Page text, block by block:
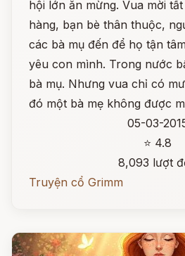
hội lớn ăn mừng. Vua mời
hàng, bạn bè thân thuộc,
các bà mụ đến để họ tận
yêu con mình. Trong nước
bà mụ. Nhưng vua chỉ có
đó một bà mẹ không được
05-03-
⭐ 4.8
8,093 lượt
Truyện cổ Grimm